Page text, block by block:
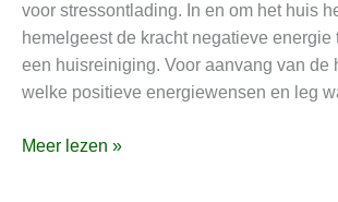
voor stressontlading. In en om het huis
hemelgeest de kracht negatieve energie
een huisreiniging. Voor aanvang van de
welke positieve energiewensen en leg
naar
buiten
met
ademhalingsbegeleider
Meer lezen »